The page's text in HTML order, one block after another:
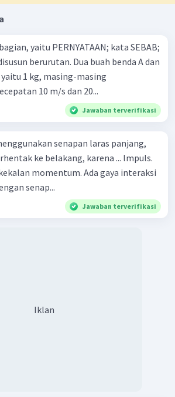
yaitu PERNYATAAN; kata SEBAB;
Dua buah benda A dan
1 kg, masing-masing
10 m/s dan 20...
Jawaban terverifikasi
senapan laras panjang,
ke belakang, karena ... lmpuls.
Ada gaya interaksi
senap...
Jawaban terverifikasi
Iklan